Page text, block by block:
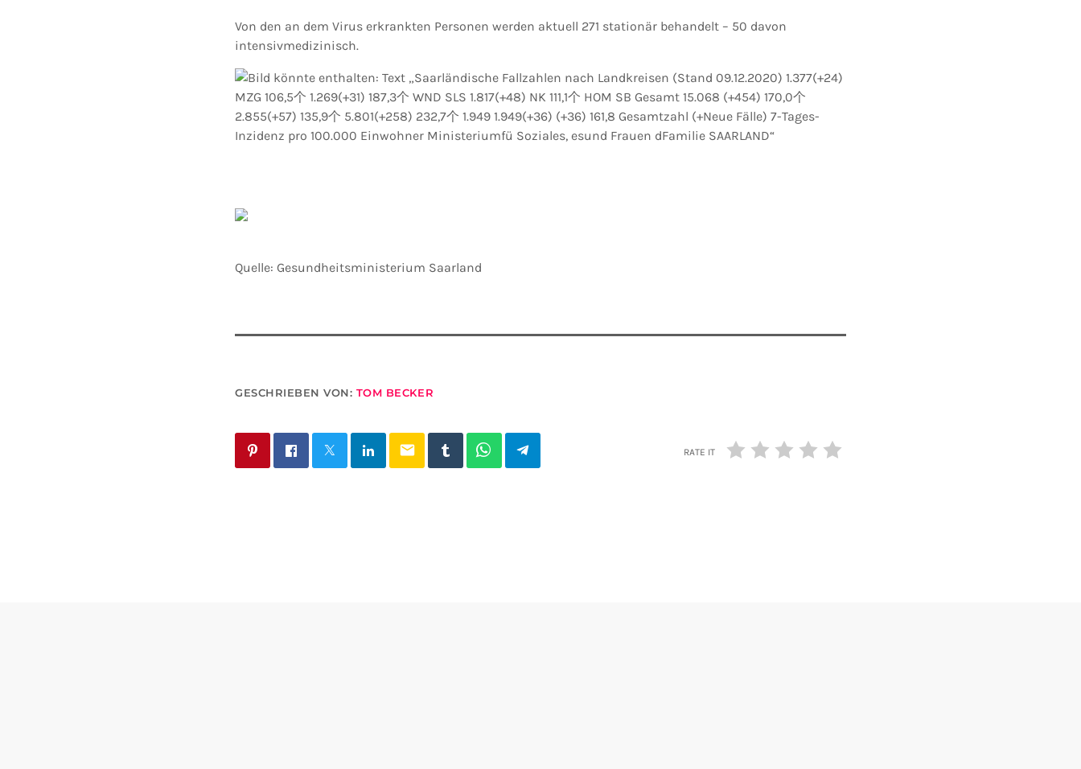
Von den an dem Virus erkrankten Personen werden aktuell 271 stationär behandelt – 50 davon
intensivmedizinisch.
Quelle: Gesundheitsministerium Saarland
GESCHRIEBEN VON: TOM BECKER
email RATE IT